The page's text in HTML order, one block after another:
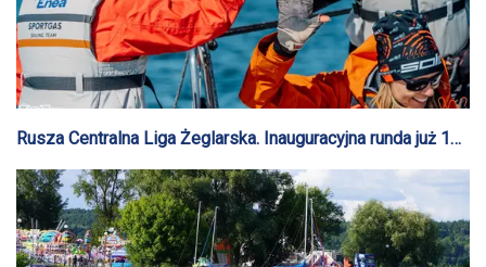
Rusza Centralna Liga Żeglarska. Inauguracyjna runda już 10-